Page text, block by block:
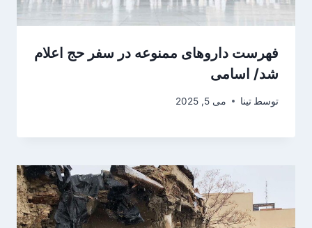
فهرست داروهای ممنوعه در سفر حج اعلام
شد/ اسامی
توسط تینا می 5, 2025